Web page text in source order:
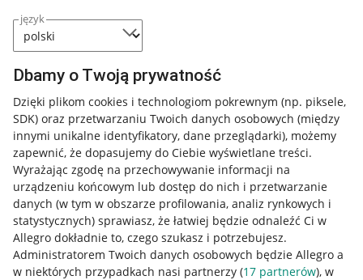
język
Dbamy o Twoją prywatność
Dzięki plikom cookies i technologiom pokrewnym (np. piksele,
SDK) oraz przetwarzaniu Twoich danych osobowych (między
innymi unikalne identyfikatory, dane przeglądarki), możemy
zapewnić, że dopasujemy do Ciebie wyświetlane treści.
Wyrażając zgodę na przechowywanie informacji na
urządzeniu końcowym lub dostęp do nich i przetwarzanie
danych (w tym w obszarze profilowania, analiz rynkowych i
statystycznych) sprawiasz, że łatwiej będzie odnaleźć Ci w
Allegro dokładnie to, czego szukasz i potrzebujesz.
Administratorem Twoich danych osobowych będzie Allegro a
w niektórych przypadkach nasi partnerzy (17 partnerów), w